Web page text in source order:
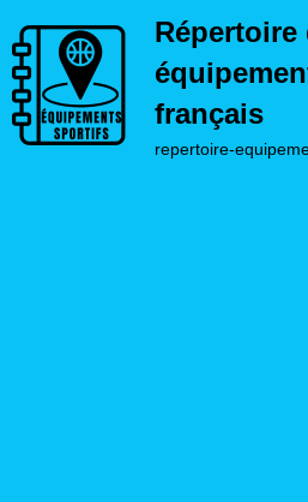
Répertoire
français
repertoire-